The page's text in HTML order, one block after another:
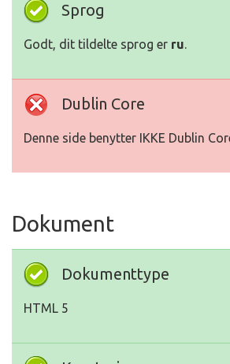
Sprog
Godt, dit tildelte sprog er ru.
Dublin Core
Denne side benytter IKKE Dublin
Dokument
Dokumenttype
HTML 5